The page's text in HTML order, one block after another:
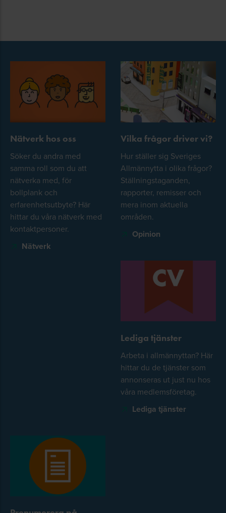
Nätverk hos oss
Söker du andra med
samma roll som du att
nätverka med, för
bollplank och
erfarenhetsutbyte? Här
hittar du våra nätverk med
kontaktpersoner.
Nätverk
Vilka frågor driver vi?
Hur ställer sig Sveriges
Allmännytta i olika frågor?
Ställningstaganden,
rapporter, remisser och
mera inom aktuella
områden.
Opinion
Lediga tjänster
Arbeta i allmännyttan? Här
hittar du de tjänster som
annonseras ut just nu hos
våra medlemsföretag.
Lediga tjänster